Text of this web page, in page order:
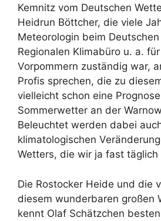
Kemnitz vom Deutschen
Heidrun Böttcher, die viele
Meteorologin beim
Regionalen Klimabüro u. a.
Vorpommern zuständig war,
Profis sprechen, die zu
vielleicht schon eine
Sommerwetter an der
Beleuchtet werden dabei
klimatologischen
Wetters, die wir ja fast täglich
Die Rostocker Heide und die
diesem wunderbaren großen
kennt Olaf Schätzchen